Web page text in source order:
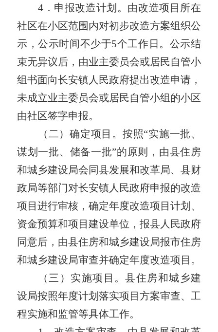
4 ． 申报改造计划。由改造项目 所在
社区在小区范围内对初步改造方案组织公
示，公示时间不少于5个工作日。公示结
束无异议后，由业主委员会或居民自管小
组书面向长安镇人民政府提出改造申请，
未成立业主委员会或居民自管小组的小区
由社区签字申报。
（二）确定项目。 按照“实施一批、
谋划一批、储备一批”的原则，由县住房
和城乡建设局会同县发展和改革局、 县财
政局等部门对长安镇人民政府申报的改造
项目进行审核 ，确定年度改造项目计划、
资金预算和项目建设单位，报县人民政府
同意后， 由县住房和城乡建设局报市住房
和城乡建设局审查并确定年度改造项目。
（三）实施项目。县住房和城乡建
设局按照年度计划落实项目方案审查、工
程实施和监管等具体工作。